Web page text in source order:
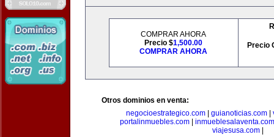
COMPRAR AHORA
Precio $1,500.00
COMPRAR AHORA
Precio
Otros dominios en venta:
negocioestrategico.com| guianoticias.com|
portalinmuebles.com
inmueblesalaventa.com
viajesusa.com